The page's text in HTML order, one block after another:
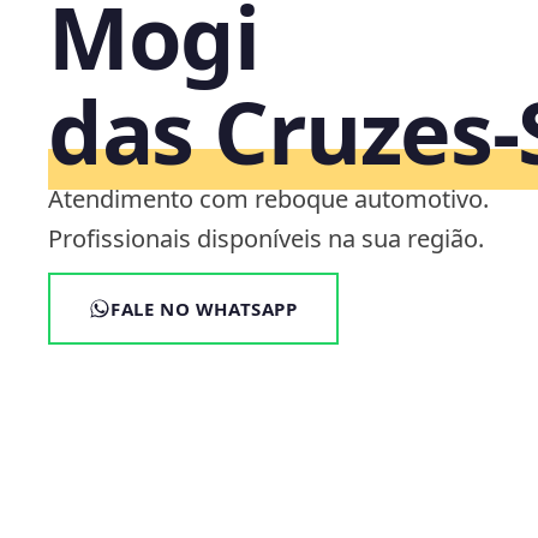
Mogi
das
Atendimento com reboque automotivo.
Profissionais disponíveis na sua região.
FALE NO WHATSAPP